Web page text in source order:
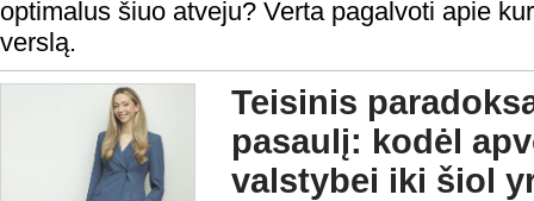
optimalus šiuo atveju? Verta pagalvoti apie
verslą.
Teisinis
pasaulį: kodėl
valstybei iki šiol